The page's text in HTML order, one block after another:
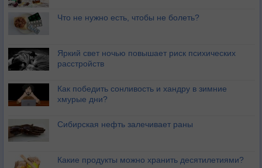
Что не нужно есть, чтобы не болеть?
Яркий свет ночью повышает риск психических
расстройств
Как победить сонливость и хандру в зимние
хмурые дни?
Сибирская нефть залечивает раны
Какие продукты можно хранить десятилетиями?